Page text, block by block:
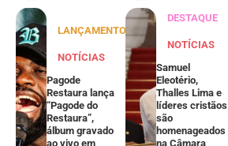
LANÇAMENTOS
NOTÍCIAS
Pagode
Restaura lança
“Pagode do
Restaura”,
álbum gravado
ao vivo em
DESTAQUE
NOTÍCIAS
Samuel
Eleotério,
Thalles Lima e
líderes cristãos
são
homenageados
na Câmara